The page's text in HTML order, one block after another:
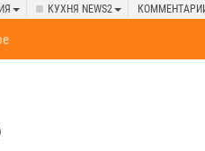
КУХНЯ NEWS2